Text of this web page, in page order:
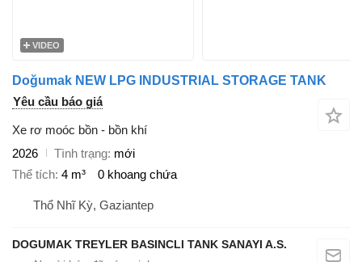
VIDEO
Doğumak NEW LPG INDUSTRIAL STORAGE TANK
Yêu cầu báo giá
Xe rơ moóc bồn - bồn khí
2026
Tình trạng mới
Thể tích 4 m³ 0 khoang chứa
Thổ Nhĩ Kỳ, Gaziantep
DOGUMAK TREYLER BASINCLI TANK SANAYI A.S.